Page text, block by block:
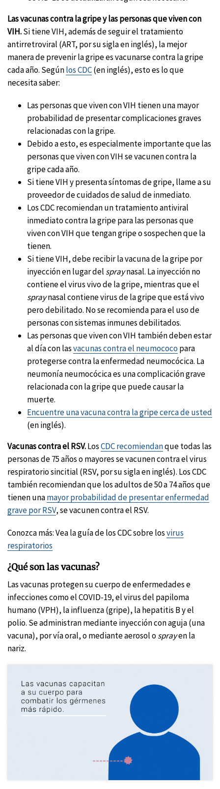
Las vacunas contra la gripe y las personas que viven con
VIH.Si tiene VIH, además de seguir el tratamiento
antirretroviral (ART, por su sigla en inglés), la mejor
manera de prevenir la gripe es vacunarse contra la gripe
cada año. Segúnlos CDC(en inglés), esto es lo que
necesita saber:
Las personas que viven con VIH tienen una mayor
probabilidad de presentar complicaciones graves
relacionadas con la gripe.
Debido a esto, es especialmente importante que las
personas que viven con VIH se vacunen contra la
gripe cada año.
Si tiene VIH y presenta síntomas de gripe, llame a su
proveedor de cuidados de salud de inmediato.
Los CDC recomiendan un tratamiento antiviral
inmediato contra la gripe para las personas que
viven con VIH que tengan gripe o sospechen que la
tienen.
Si tiene VIH, debe recibir la vacuna de la gripe por
inyección en lugar del spraynasal. La inyección no
contiene el virus vivo de la gripe, mientras que el
spraynasal contiene virus de la gripe que está vivo
pero debilitado. No se recomienda para el uso de
personas con sistemas inmunes debilitados.
Las personas que viven con VIH también deben estar
al día con lasvacunas contra el neumococo para
protegerse contra la enfermedad neumocócica. La
neumonía neumocócica es una complicación grave
relacionada con la gripe que puede causar la
muerte.
Encuentre una vacuna contra la gripe cerca de usted
(en inglés).
Vacunas contra el RSV.LosCDC recomiendanque todas las
personas de 75 años o mayores se vacunen contra el virus
respiratorio sincitial (RSV, por su sigla en inglés). Los CDC
también recomiendan que los adultos de 50 a 74 años que
tienen unamayor probabilidad de presentar enfermedad
grave por RSV, se vacunen contra el RSV.
Conozca más: Vea la guía de los CDC sobre losvirus
respiratorios
¿Qué son las vacunas?
Las vacunas protegen su cuerpo de enfermedades e
infecciones como el COVID-19, el virus del papiloma
humano (VPH), la influenza (gripe), la hepatitis B y el
polio. Se administran mediante inyección con aguja (una
vacuna), por vía oral, o mediante aerosol osprayen la
nariz.